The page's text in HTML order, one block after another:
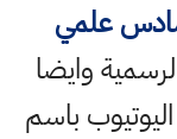
علمي
وايضا
باسم